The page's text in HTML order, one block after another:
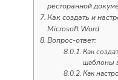
ресторанной
Как создать и
Microsoft Word
Вопрос-ответ:
Как
шаблоны
Как